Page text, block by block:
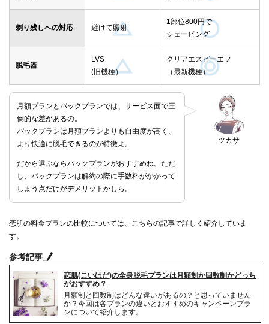
剃り残しへの対応 避けて照射
1部位800円で
シェービング
脱毛器
LVS
(旧機種）
クリアエスピーエフ
（最新機種）
ツカサ
月額プランとパックプランでは、サービス面で圧
倒的な差があるの。
パックプランは月額プランよりも自由度が高く、
より快適に脱毛できるのが特徴よ。
だから選ぶならパックプランがおすすめね。ただ
し、パックプランは解約の際に手数料がかかって
しまう点だけがデメリットかしら。
恋肌の料金プランの比較については、こちらの記事で詳しく紹介していま
す。
参考記事
恋肌(こいはだ)の全身脱毛プランは月額制か回数制かどっち
がおすすめ？
月額制と回数制はどんな違いがあるの？と思っていません
か？今回は各プランの違いとおすすめのキャンペーンプラ
ンについて紹介します。